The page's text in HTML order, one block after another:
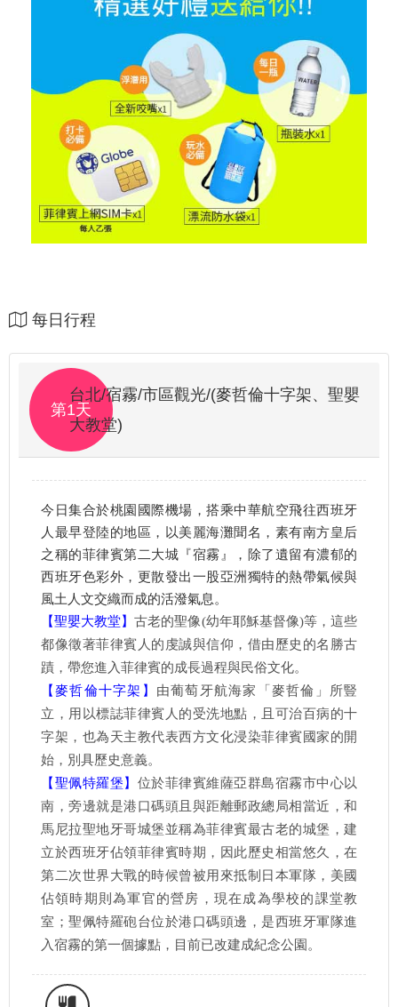
每日行程
第1天
台北/宿霧/市區觀光/(麥哲倫十字架、聖嬰
大教堂)
今日集合於桃園國際機場，搭乘中華航空飛往西班牙
人最早登陸的地區，以美麗海灘聞名，素有南方皇后
之稱的菲律賓第二大城『宿霧』，除了遺留有濃郁的
西班牙色彩外，更散發出一股亞洲獨特的熱帶氣候與
風土人文交織而成的活潑氣息。
【聖嬰大教堂】古老的聖像(幼年耶穌基督像)等，這些
都像徵著菲律賓人的虔誠與信仰，借由歷史的名勝古
蹟，帶您進入菲律賓的成長過程與民俗文化。
【麥哲倫十字架】 由葡萄牙航海家「麥哲倫」所豎
立，用以標誌菲律賓人的受洗地點，且可治百病的十
字架，也為天主教代表西方文化浸染菲律賓國家的開
始，別具歷史意義。
【聖佩特羅堡】 位於菲律賓維薩亞群島宿霧市中心以
南，旁邊就是港口碼頭且與距離郵政總局相當近，和
馬尼拉聖地牙哥城堡並稱為菲律賓最古老的城堡，建
立於西班牙佔領菲律賓時期，因此歷史相當悠久，在
第二次世界大戰的時候曾被用來抵制日本軍隊，美國
佔領時期則為軍官的營房，現在成為學校的課堂教
室；聖佩特羅砲台位於港口碼頭邊，是西班牙軍隊進
入宿霧的第一個據點，目前已改建成紀念公園。